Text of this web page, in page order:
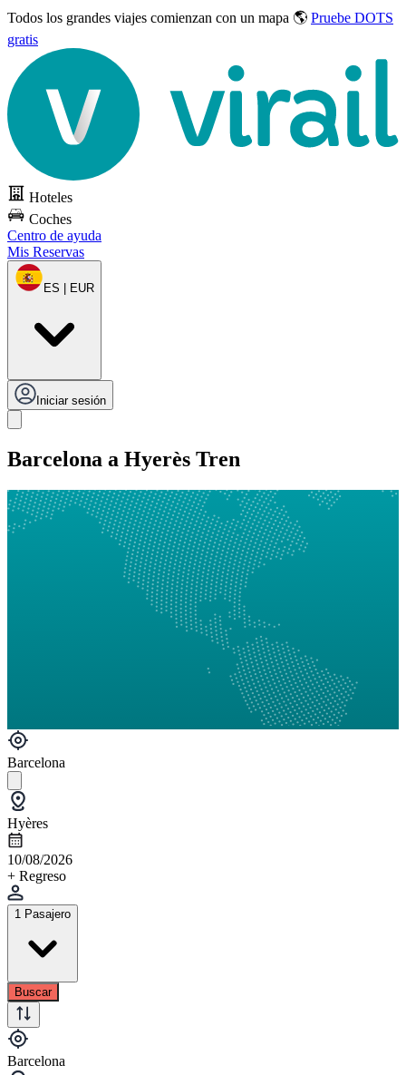
Todos los grandes viajes comienzan con un mapa 🌎 Pruebe DOTS
gratis
Hoteles
Coches
Centro de ayuda
Mis Reservas
ES | EUR
Iniciar sesión
Barcelona a Hyerès Tren
Barcelona
Hyères
10/08/2026
+ Regreso
1 Pasajero
Buscar
Barcelona